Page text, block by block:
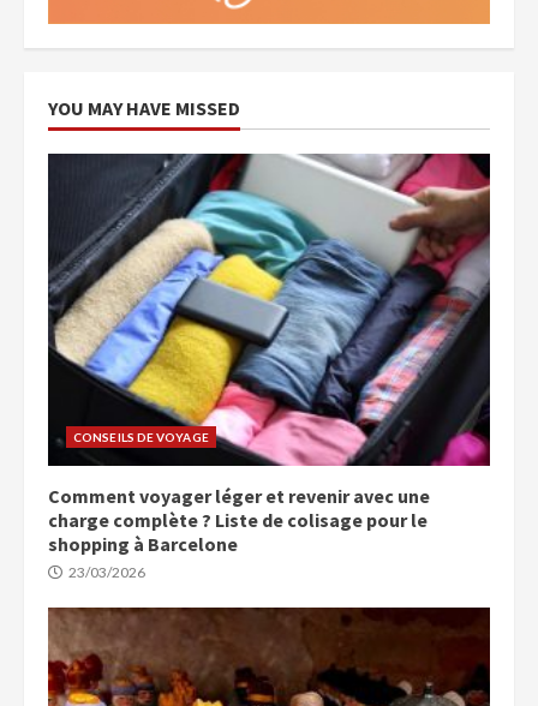
YOU MAY HAVE MISSED
CONSEILS DE VOYAGE
Comment voyager léger et revenir avec une
charge complète ? Liste de colisage pour le
shopping à Barcelone
23/03/2026